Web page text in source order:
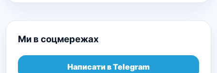
Ми в соцмережах
Написати в Telegram